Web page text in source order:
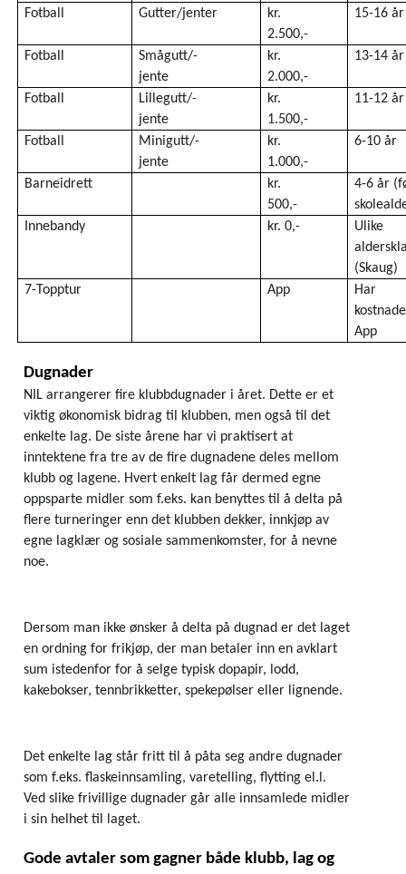
Fotball
Gutter/jenter
kr.
2.500,-
15-16 år
Fotball
Smågutt/-
jente
kr.
2.000,-
13-14 år
Fotball
Lillegutt/-
jente
kr.
1.500,-
11-12 år
Fotball
Minigutt/-
jente
kr.
1.000,-
6-10 år
Barneidrett
kr.
500,-
4-6 år
Innebandy
kr. 0,-
Ulike
(Skaug)
7-Topptur
App
Har
App
Dugnader
NIL arrangerer fire klubbdugnader i året. Dette er et
viktig økonomisk bidrag til klubben, men også til det
enkelte lag. De siste årene har vi praktisert at
inntektene fra tre av de fire dugnadene deles mellom
klubb og lagene. Hvert enkelt lag får dermed egne
oppsparte midler som f.eks. kan benyttes til å delta på
flere turneringer enn det klubben dekker, innkjøp av
egne lagklær og sosiale sammenkomster, for å nevne
noe.
Dersom man ikke ønsker å delta på dugnad er det laget
en ordning for frikjøp, der man betaler inn en avklart
sum istedenfor for å selge typisk dopapir, lodd,
kakebokser, tennbrikketter, spekepølser eller lignende.
Det enkelte lag står fritt til å påta seg andre dugnader
som f.eks. flaskeinnsamling, varetelling, flytting el.l.
Ved slike frivillige dugnader går alle innsamlede midler
i sin helhet til laget.
Gode avtaler som gagner både klubb, lag og